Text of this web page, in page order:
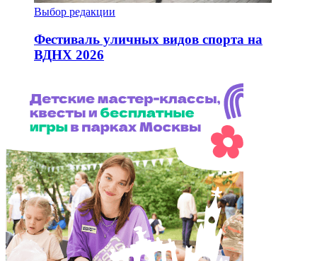
Выбор редакции
Фестиваль уличных видов спорта на
ВДНХ 2026